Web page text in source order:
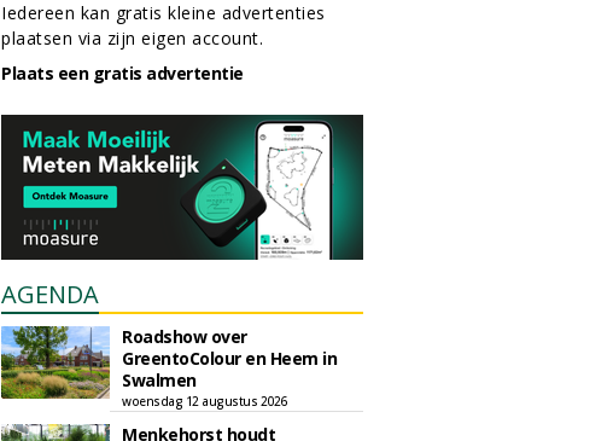
Iedereen kan gratis kleine advertenties
plaatsen via zijn eigen account.
Plaats een gratis advertentie
AGENDA
Roadshow over
GreentoColour en Heem in
Swalmen
woensdag 12 augustus 2026
Menkehorst houdt